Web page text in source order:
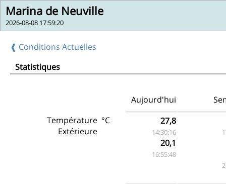
Marina de Neuville
2026-08-08 17:59:20
❰ Conditions Actuelles
Statistiques
Aujourd'hui
Température
Extérieure
°C 27,8
14:30:16
20,1
16:55:48